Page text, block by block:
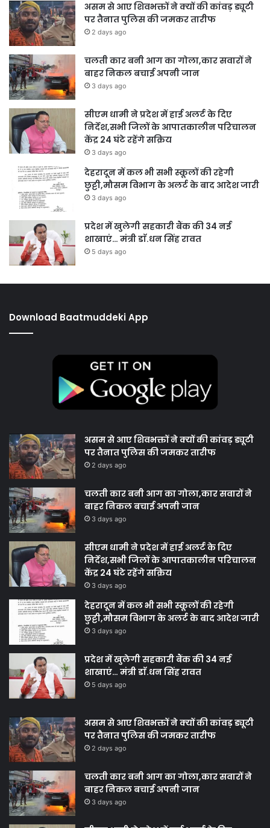
असम से आए शिवभक्तों ने क्यों की कांवड़ ड्यूटी
पर तैनात पुलिस की जमकर तारीफ
2 days ago
चलती कार बनी आग का गोला,कार सवारों ने
बाहर निकल बचाई अपनी जान
3 days ago
सीएम धामी ने प्रदेश में हाई अलर्ट के दिए
निर्देश,सभी जिलों के आपातकालीन परिचालन
केंद्र 24 घंटे रहेंगे सक्रिय
3 days ago
देहरादून में कल भी सभी स्कूलों की रहेगी
छुट्टी,मौसम विभाग के अलर्ट के बाद आदेश जारी
3 days ago
प्रदेश में खुलेगी सहकारी बैंक की 34 नई
शाखाएं… मंत्री डाॅ.धन सिंह रावत
5 days ago
Download Baatmuddeki App
असम से आए शिवभक्तों ने क्यों की कांवड़ ड्यूटी
पर तैनात पुलिस की जमकर तारीफ
2 days ago
चलती कार बनी आग का गोला,कार सवारों ने
बाहर निकल बचाई अपनी जान
3 days ago
सीएम धामी ने प्रदेश में हाई अलर्ट के दिए
निर्देश,सभी जिलों के आपातकालीन परिचालन
केंद्र 24 घंटे रहेंगे सक्रिय
3 days ago
देहरादून में कल भी सभी स्कूलों की रहेगी
छुट्टी,मौसम विभाग के अलर्ट के बाद आदेश जारी
3 days ago
प्रदेश में खुलेगी सहकारी बैंक की 34 नई
शाखाएं… मंत्री डाॅ.धन सिंह रावत
5 days ago
असम से आए शिवभक्तों ने क्यों की कांवड़ ड्यूटी
पर तैनात पुलिस की जमकर तारीफ
2 days ago
चलती कार बनी आग का गोला,कार सवारों ने
बाहर निकल बचाई अपनी जान
3 days ago